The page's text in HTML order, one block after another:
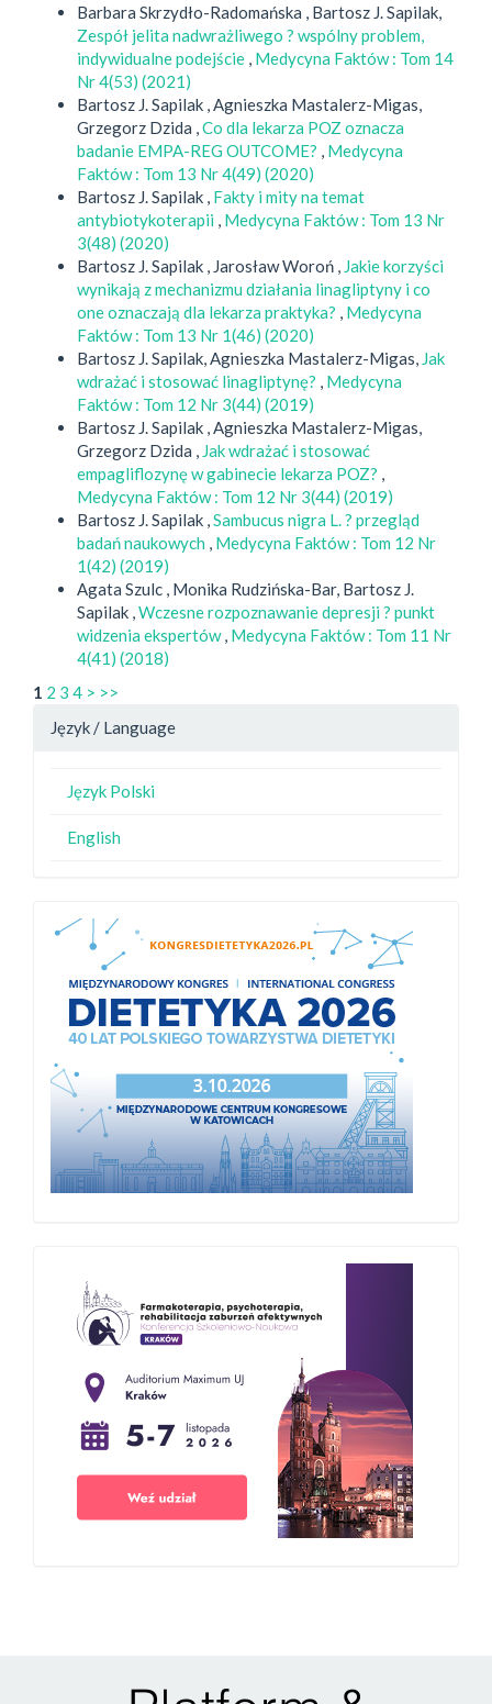
Barbara Skrzydło-Radomańska , Bartosz J. Sapilak,
Zespół jelita nadwrażliwego ? wspólny problem,
indywidualne podejście , Medycyna Faktów : Tom 14
Nr 4(53) (2021)
Bartosz J. Sapilak , Agnieszka Mastalerz-Migas,
Grzegorz Dzida ,Co dla lekarza POZ oznacza
badanie EMPA-REG OUTCOME? , Medycyna
Faktów : Tom 13 Nr 4(49) (2020)
Bartosz J. Sapilak , Fakty i mity na temat
antybiotykoterapii , Medycyna Faktów : Tom 13 Nr
3(48) (2020)
Bartosz J. Sapilak , Jarosław Woroń , Jakie korzyści
wynikają z mechanizmu działania linagliptyny i co
one oznaczają dla lekarza praktyka? , Medycyna
Faktów : Tom 13 Nr 1(46) (2020)
Bartosz J. Sapilak, Agnieszka Mastalerz-Migas, Jak
wdrażać i stosować linagliptynę? , Medycyna
Faktów : Tom 12 Nr 3(44) (2019)
Bartosz J. Sapilak , Agnieszka Mastalerz-Migas,
Grzegorz Dzida , Jak wdrażać i stosować
empagliflozynę w gabinecie lekarza POZ? ,
Medycyna Faktów : Tom 12 Nr 3(44) (2019)
Bartosz J. Sapilak ,Sambucus nigra L. ? przegląd
badań naukowych , Medycyna Faktów : Tom 12 Nr
1(42) (2019)
Agata Szulc , Monika Rudzińska-Bar, Bartosz J.
Sapilak ,Wczesne rozpoznawanie depresji ? punkt
widzenia ekspertów, Medycyna Faktów : Tom 11 Nr
4(41) (2018)
1 2 3 4 > >>
Język / Language
Język Polski
English